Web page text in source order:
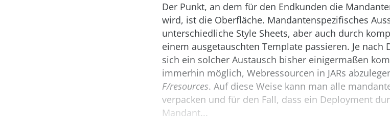
Der Punkt, an dem für den Endkunden die
wird, ist die Oberfläche. Mandantenspezifisches
unterschiedliche Style Sheets, aber auch durch
einem ausgetauschten Template passieren. Je nach
sich ein solcher Austausch bisher einigermaßen
immerhin möglich, Webressourcen in JARs
F/resources. Auf diese Weise kann man alle
verpacken und für den Fall, dass ein Deployment
Mandant...